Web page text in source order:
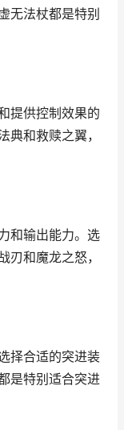
无法杖都是特别
提供控制效果的
典和救赎之翼，
和输出能力。选
刃和魔龙之怒，
择合适的突进装
是特别适合突进